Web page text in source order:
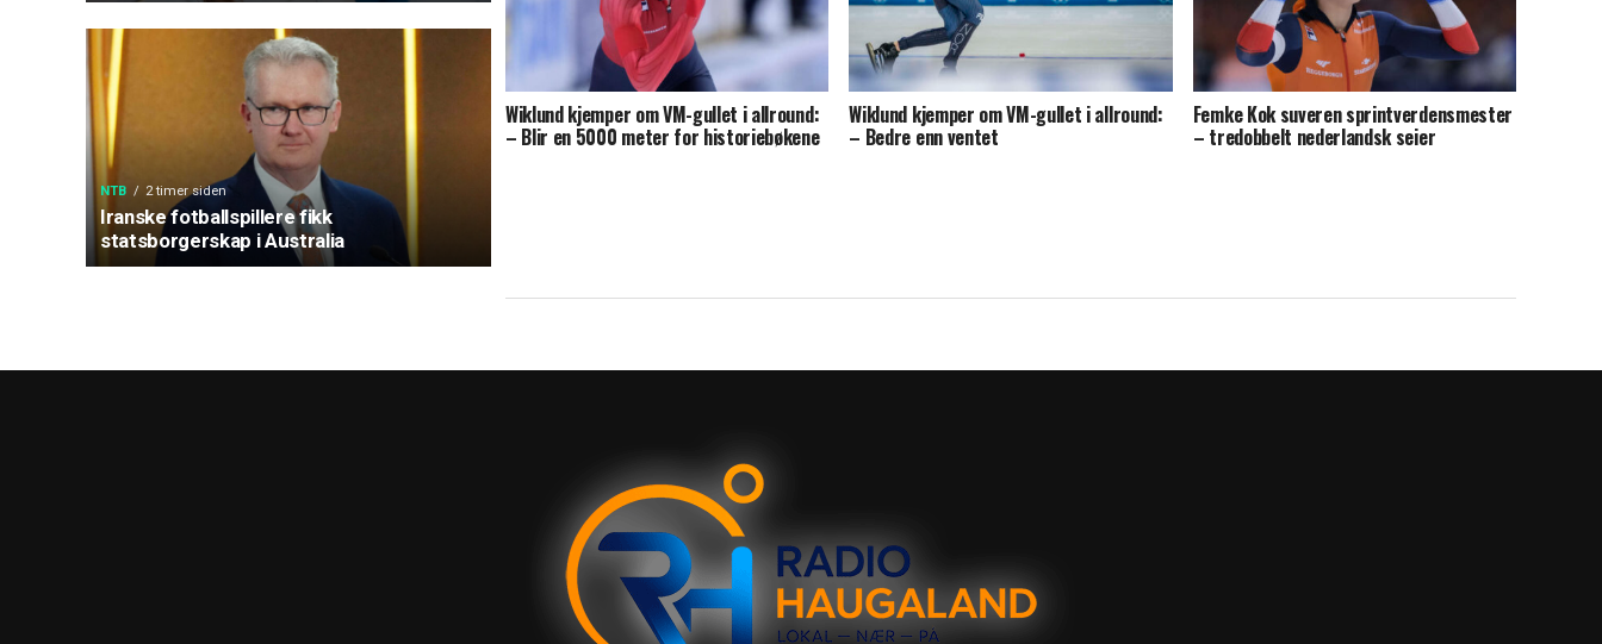
NTB 2 timer siden
Iranske fotballspillere fikk
statsborgerskap i Australia
Wiklund kjemper om VM-gullet i allround:
– Blir en 5000 meter for historiebøkene
Wiklund kjemper om VM-gullet i allround:
– Bedre enn ventet
Femke Kok suveren sprintverdensmester
– tredobbelt nederlandsk seier